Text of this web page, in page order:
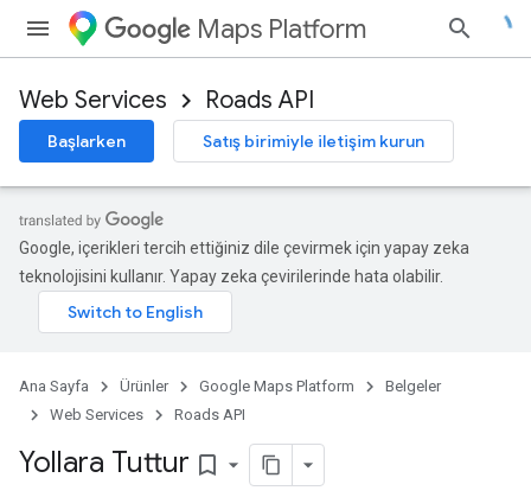
Maps Platform
Web Services Roads API
Başlarken Satış birimiyle iletişim kurun
Google, içerikleri tercih ettiğiniz dile çevirmek için yapay zeka
teknolojisini kullanır. Yapay zeka çevirilerinde hata olabilir.
Ana Sayfa Ürünler Google Maps Platform
Belgeler
Web Services
Roads API
Yollara Tuttur bookmark_border